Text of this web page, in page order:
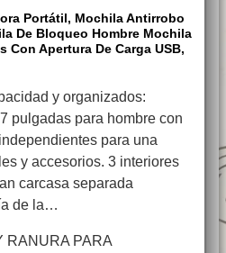
Portátil, Mochila Antirrobo
De Bloqueo Hombre Mochila
Con Apertura De Carga USB,
y organizados:
pulgadas para hombre con
para una
y accesorios. 3 interiores
carcasa separada
de la…
RANURA PARA